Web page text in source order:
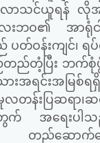
ာသင်ယူရန် လိုအပ်
းဘဝ၏ အာရုံငါ
တ်ဝန်းကျင်၊ ရပ်
ည်တံ့ပြီး ဘက်စုံ
းအမြစ်ရရှိနို
တန်းပြဆရာ၊ဆ
တွက် အရေးပါ
ဆောက်ပေးသူ